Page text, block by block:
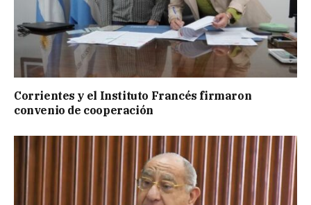
Corrientes y el Instituto Francés firmaron
convenio de cooperación